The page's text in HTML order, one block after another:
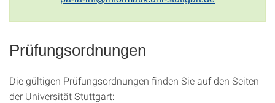
Prüfungsordnungen
Die gültigen Prüfungsordnungen finden Sie auf den Seiten
der Universität Stuttgart: